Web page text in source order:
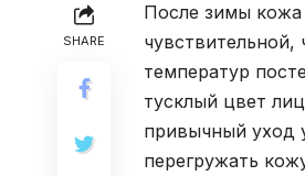
SHARE
После зимы кожа
температур
тусклый цвет
привычный уход
перегружать